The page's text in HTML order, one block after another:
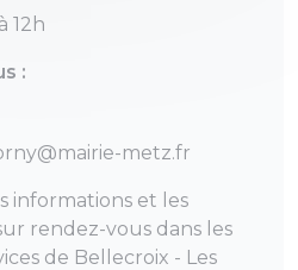
12h
:
metz.fr
informations et les
rendez-vous dans les
de Bellecroix - Les